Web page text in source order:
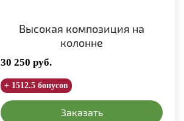
Высокая композиция на
колонне
30 250 руб.
+ 1512.5 бонусов
Заказать